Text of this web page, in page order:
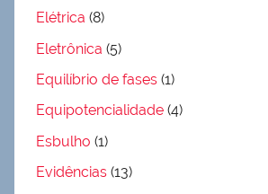
Elétrica (8)
Eletrônica (5)
Equilíbrio de fases (1)
Equipotencialidade (4)
Esbulho (1)
Evidências (13)